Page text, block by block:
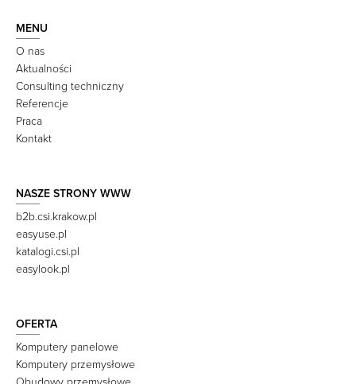
MENU
O nas
Aktualności
Consulting techniczny
Referencje
Praca
Kontakt
NASZE STRONY WWW
b2b.csi.krakow.pl
easyuse.pl
katalogi.csi.pl
easylook.pl
OFERTA
Komputery panelowe
Komputery przemysłowe